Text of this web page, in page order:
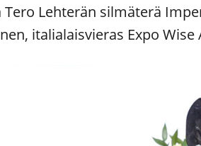
Lehterän silmäterä
italialaisvieras Expo Wise